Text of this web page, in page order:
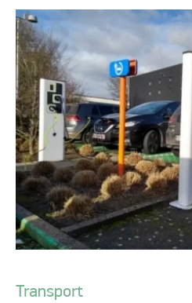
Transport